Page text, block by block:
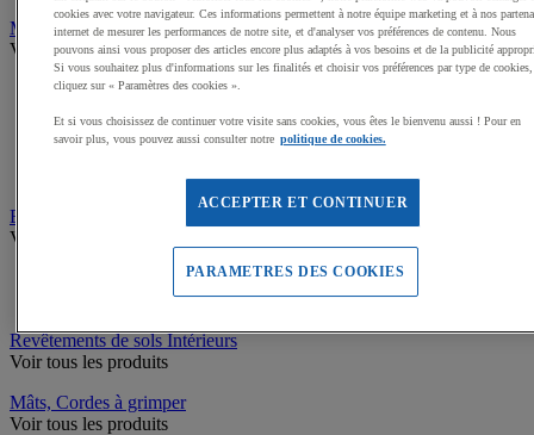
Mobilier de Bureau
Voir tous les produits
Bureaux
Chaises de bureau
Armoires, Caissons de bureau
Electroménager, Restauration
Voir tous les produits
Mobilier de restauration
Revêtements de sols Intérieurs
Voir tous les produits
Mâts, Cordes à grimper
Voir tous les produits
cookies avec votre navigateur. Ces informations permettent à notre équipe marketing et à nos
internet de mesurer les performances de notre site, et d'analyser vos préférences de contenu. Nous
pouvons ainsi vous proposer des articles encore plus adaptés à vos besoins et de la publicité
Si vous souhaitez plus d'informations sur les finalités et choisir vos préférences par type de cookies,
cliquez sur « Paramètres des cookies ».
Et si vous choisissez de continuer votre visite sans cookies, vous êtes le bienvenu aussi ! Pour en
savoir plus, vous pouvez aussi consulter notre politique de cookies.
ACCEPTER ET CONTINUER
PARAMETRES DES COOKIES